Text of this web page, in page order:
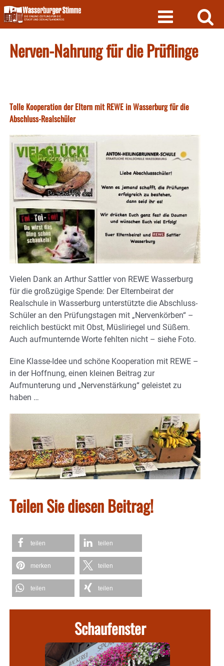
Skip
to
content
Nerven-Nahrung für die Prüflinge
Tolle Kooperation der Eltern mit REWE in Wasserburg für die
Abschluss-Realschüler
Vielen Dank an Arthur Sattler von REWE Wasserburg
für die großzügige Spende: Der Elternbeirat der
Realschule in Wasserburg unterstützte die Abschluss-
Schüler an den Prüfungstagen mit „Nervenkörben“ –
reichlich bestückt mit Obst, Müsliriegel und Süßem.
Auch aufmunternde Worte fehlten nicht – siehe Foto.
Eine Klasse-Idee und schöne Kooperation mit REWE –
in der Hoffnung, einen kleinen Beitrag zur
Aufmunterung und „Nervenstärkung“ geleistet zu
haben …
Teilen Sie diesen Beitrag!
teilen teilen
merken teilen
teilen teilen
Schaufenster